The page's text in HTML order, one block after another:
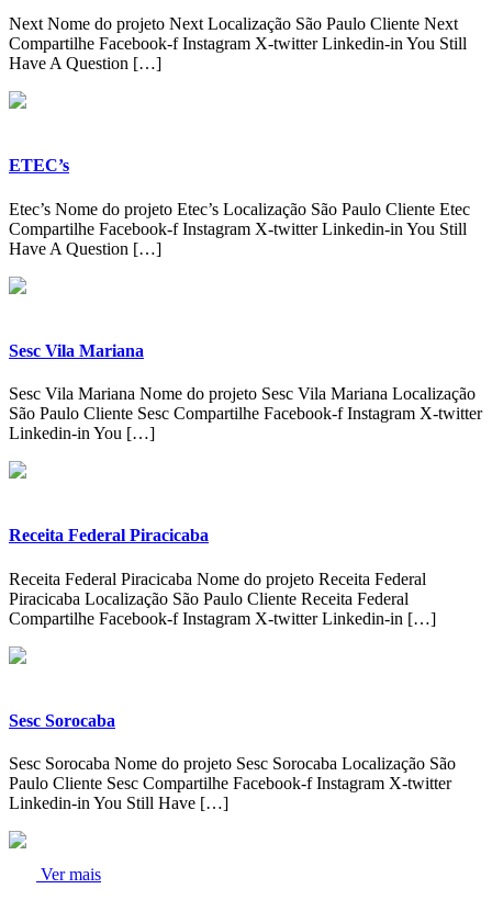
Next Nome do projeto Next Localização São Paulo Cliente Next
Compartilhe Facebook-f Instagram X-twitter Linkedin-in You Still
Have A Question […]
ETEC’s
Etec’s Nome do projeto Etec’s Localização São Paulo Cliente Etec
Compartilhe Facebook-f Instagram X-twitter Linkedin-in You Still
Have A Question […]
Sesc Vila Mariana
Sesc Vila Mariana Nome do projeto Sesc Vila Mariana Localização
São Paulo Cliente Sesc Compartilhe Facebook-f Instagram X-twitter
Linkedin-in You […]
Receita Federal Piracicaba
Receita Federal Piracicaba Nome do projeto Receita Federal
Piracicaba Localização São Paulo Cliente Receita Federal
Compartilhe Facebook-f Instagram X-twitter Linkedin-in […]
Sesc Sorocaba
Sesc Sorocaba Nome do projeto Sesc Sorocaba Localização São
Paulo Cliente Sesc Compartilhe Facebook-f Instagram X-twitter
Linkedin-in You Still Have […]
Ver mais